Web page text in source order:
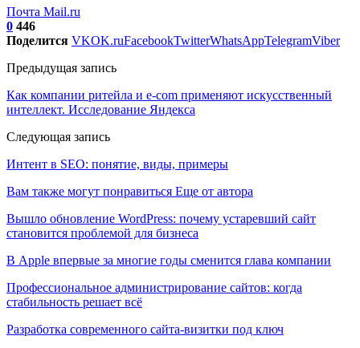
Почта Mail.ru
0 446
Поделится VKOK.ruFacebookTwitterWhatsAppTelegramViber
Предыдущая запись
Как компании ритейла и e-com применяют искусственный
интеллект. Исследование Яндекса
Следующая запись
Интент в SEO: понятие, виды, примеры
Вам также могут понравиться Еще от автора
Вышло обновление WordPress: почему устаревший сайт
становится проблемой для бизнеса
В Apple впервые за многие годы сменится глава компании
Профессиональное администрирование сайтов: когда
стабильность решает всё
Разработка современного сайта-визитки под ключ